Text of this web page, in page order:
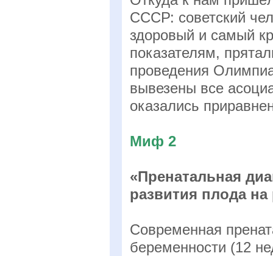
СССР: советский
здоровый и самый
показателям,
проведения
вывезены все
оказались
Миф 2
«Пренатальная
развития плода
Современная
беременности (12